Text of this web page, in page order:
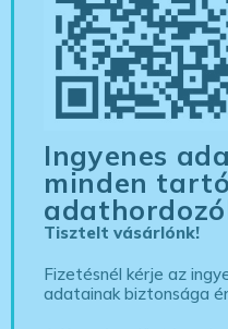
Ingyenes
minden
Tisztelt vásárlónk!
Fizetésnél kérje az
adatainak biztonsága